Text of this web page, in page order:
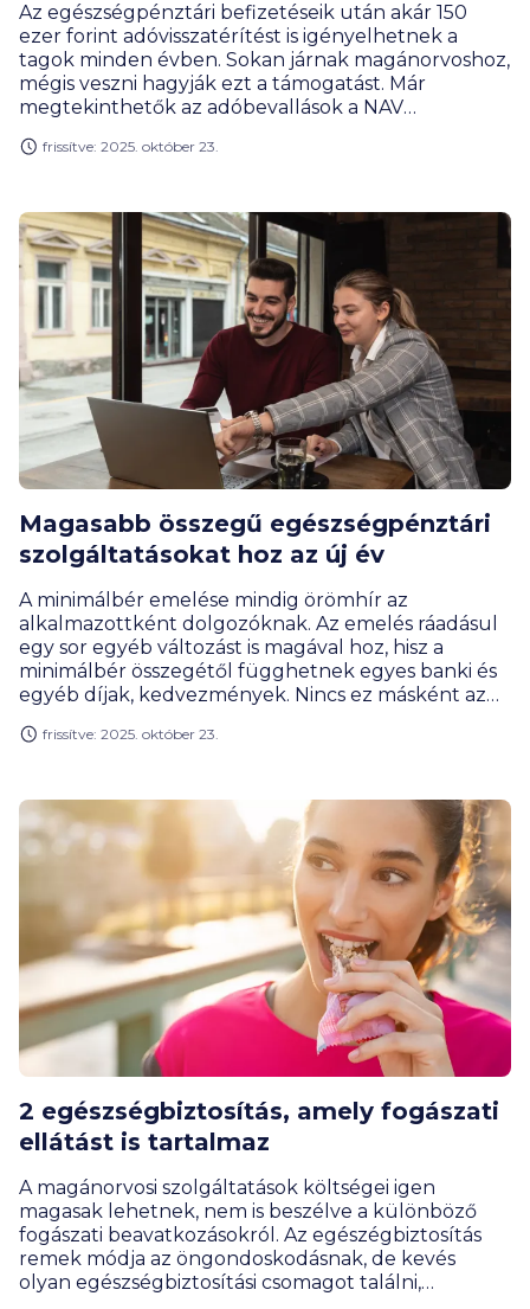
Az egészségpénztári befizetéseik után akár 150
ezer forint adóvisszatérítést is igényelhetnek a
tagok minden évben. Sokan járnak magánorvoshoz,
mégis veszni hagyják ezt a támogatást. Már
megtekinthetők az adóbevallások a NAV
rendelkezhetnek az adó-visszatérítésükről. Nem
pénzügyi szakértője.
frissítve: 2025. október 23.
Magasabb összegű egészségpénztári
szolgáltatásokat hoz az új év
A minimálbér emelése mindig örömhír az
alkalmazottként dolgozóknak. Az emelés ráadásul
egy sor egyéb változást is magával hoz, hisz a
minimálbér összegétől függhetnek egyes banki és
egyéb díjak, kedvezmények. Nincs ez másként az
örülnek majd az öngondoskodók.
frissítve: 2025. október 23.
2 egészségbiztosítás, amely fogászati
ellátást is tartalmaz
A magánorvosi szolgáltatások költségei igen
magasak lehetnek, nem is beszélve a különböző
fogászati beavatkozásokról. Az egészégbiztosítás
remek módja az öngondoskodásnak, de kevés
olyan egészségbiztosítási csomagot találni,